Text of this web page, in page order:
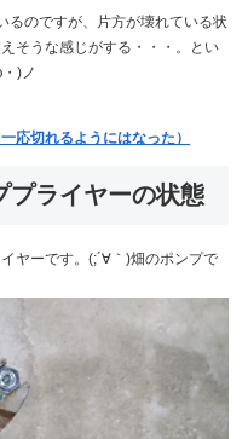
るのですが、片方が壊れている状
そうな感じがする・・・。とい
)ノ
応切れるようにはなった）
プライヤーの状態
ヤーです。(;´∀｀)畑のポンプで